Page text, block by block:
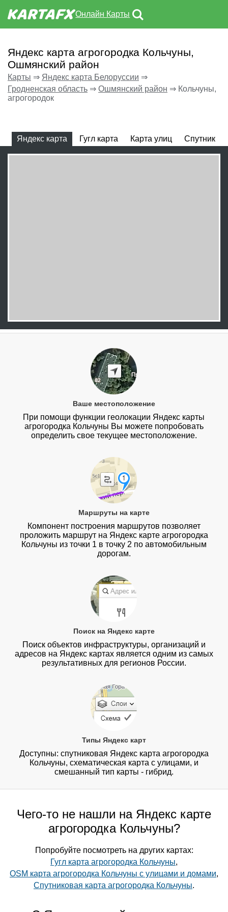
Онлайн Карты
Яндекс карта агрогородка Кольчуны,
Ошмянский район
Карты ⇒ Яндекс карта Белоруссии ⇒
Гродненская область ⇒ Ошмянский район ⇒ Кольчуны,
агрогородок
Яндекс карта Гугл карта Карта улиц Спутник
Ваше местоположение
При помощи функции геолокации Яндекс карты
агрогородка Кольчуны Вы можете попробовать
определить свое текущее местоположение.
Маршруты на карте
Компонент построения маршрутов позволяет
проложить маршрут на Яндекс карте агрогородка
Кольчуны из точки 1 в точку 2 по автомобильным
дорогам.
Поиск на Яндекс карте
Поиск объектов инфраструктуры, организаций и
адресов на Яндекс картах является одним из самых
результативных для регионов России.
Типы Яндекс карт
Доступны: спутниковая Яндекс карта агрогородка
Кольчуны, схематическая карта с улицами, и
смешанный тип карты - гибрид.
Чего-то не нашли на Яндекс карте
агрогородка Кольчуны?
Попробуйте посмотреть на других картах:
Гугл карта агрогородка Кольчуны,
OSM карта агрогородка Кольчуны с улицами и домами,
Спутниковая карта агрогородка Кольчуны.